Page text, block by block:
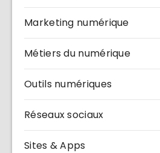
Marketing numérique
Métiers du numérique
Outils numériques
Réseaux sociaux
Sites & Apps